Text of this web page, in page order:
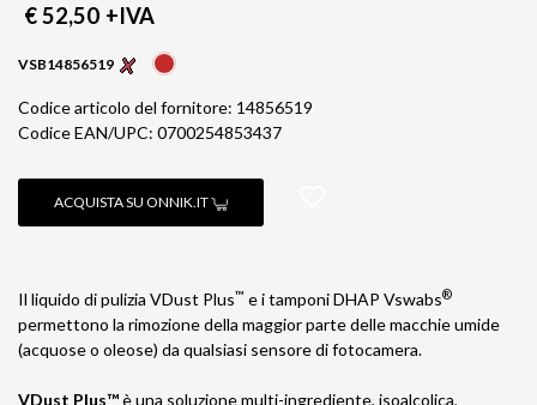
€ 52,50 +IVA
VSB14856519
Codice articolo del fornitore: 14856519
Codice EAN/UPC: 0700254853437
ACQUISTA SU ONNIK.IT
Il liquido di pulizia VDust Plus™ e i tamponi DHAP Vswabs®
permettono la rimozione della maggior parte delle macchie umide
(acquose o oleose) da qualsiasi sensore di fotocamera.
VDust Plus™è una soluzione multi-ingrediente, isoalcolica,